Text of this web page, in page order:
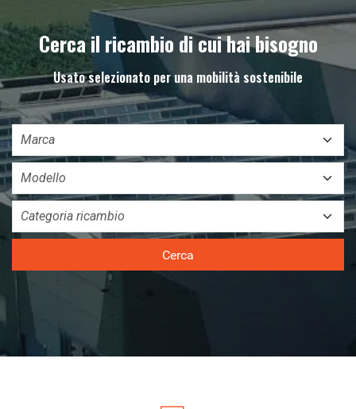
Cerca il ricambio di cui hai bisogno
Usato selezionato per una mobilità sostenibile
Cerca